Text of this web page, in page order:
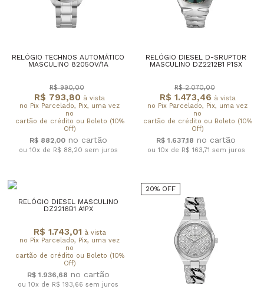
RELÓGIO TECHNOS AUTOMÁTICO
MASCULINO 8205OV/1A
R$ 793,80 à vista
no Pix Parcelado, Pix, uma vez
no
cartão de crédito ou Boleto (10%
Off)
R$ 990,00
R$ 882,00
ou 10x de R$ 88,20 sem juros
RELÓGIO DIESEL D-SRUPTOR
MASCULINO DZ2212B1 P1SX
R$ 1.473,46 à vista
no Pix Parcelado, Pix, uma vez
no
cartão de crédito ou Boleto (10%
Off)
R$ 2.070,00
R$ 1.637,18
ou 10x de R$ 163,71 sem juros
RELÓGIO DIESEL MASCULINO
DZ2216B1 A1PX
R$ 1.743,01 à vista
no Pix Parcelado, Pix, uma vez
no
cartão de crédito ou Boleto (10%
Off)
R$ 1.936,68
ou 10x de R$ 193,66 sem juros
20% OFF